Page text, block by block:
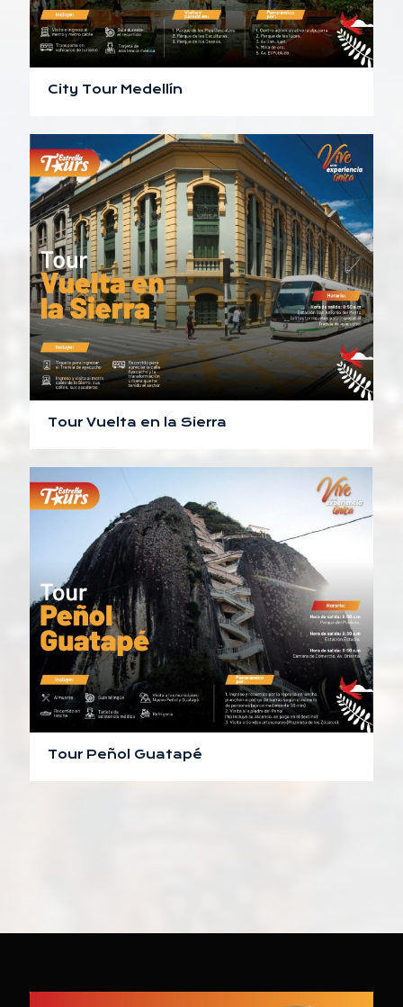
City Tour Medellín
Tour Vuelta en la Sierra
Tour Peñol Guatapé